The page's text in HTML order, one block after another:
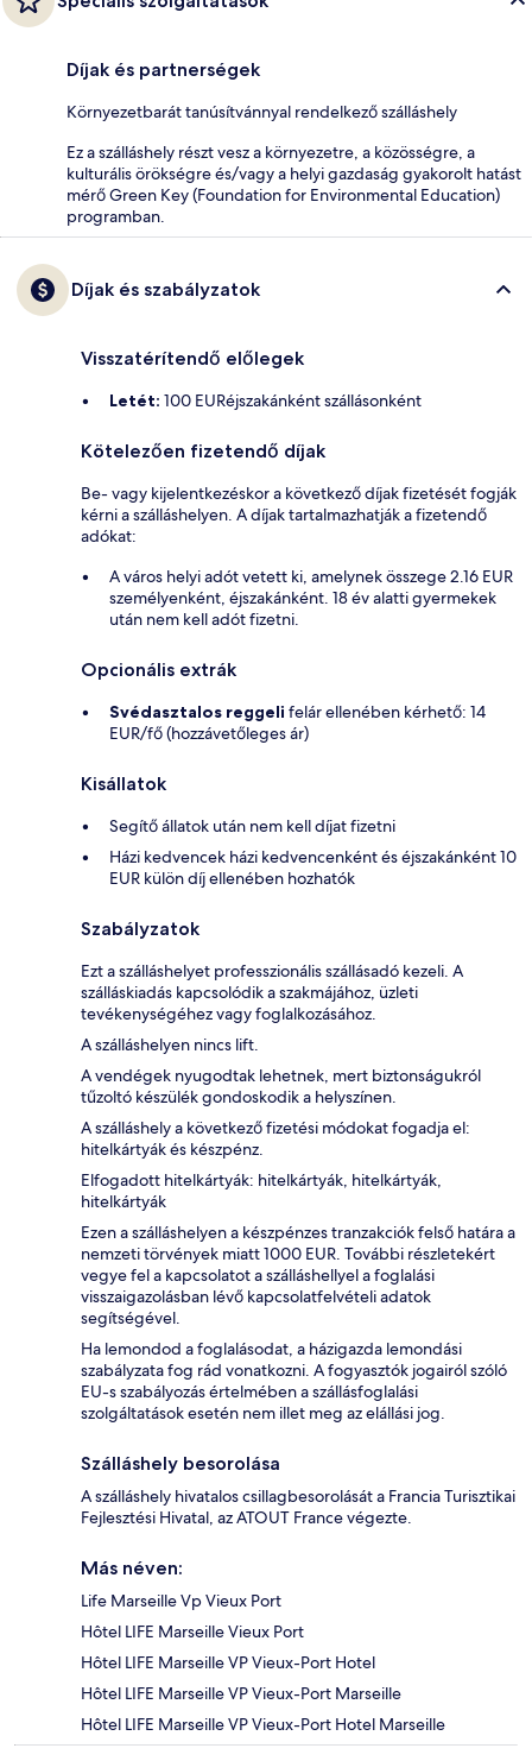
Díjak és partnerségek
Környezetbarát tanúsítvánnyal rendelkező szálláshely
Ez a szálláshely részt vesz a környezetre, a közösségre, a
kulturális örökségre és/vagy a helyi gazdaság gyakorolt hatást
mérő Green Key (Foundation for Environmental Education)
programban.
Díjak és szabályzatok
Visszatérítendő előlegek
Letét: 100 EURéjszakánként szállásonként
Kötelezően fizetendő díjak
Be- vagy kijelentkezéskor a következő díjak fizetését fogják
kérni a szálláshelyen. A díjak tartalmazhatják a fizetendő
adókat:
A város helyi adót vetett ki, amelynek összege 2.16 EUR
személyenként, éjszakánként. 18 év alatti gyermekek
után nem kell adót fizetni.
Opcionális extrák
Svédasztalos reggeli felár ellenében kérhető: 14
EUR/fő (hozzávetőleges ár)
Kisállatok
Segítő állatok után nem kell díjat fizetni
Házi kedvencek házi kedvencenként és éjszakánként 10
EUR külön díj ellenében hozhatók
Szabályzatok
Ezt a szálláshelyet professzionális szállásadó kezeli. A
szálláskiadás kapcsolódik a szakmájához, üzleti
tevékenységéhez vagy foglalkozásához.
A szálláshelyen nincs lift.
A vendégek nyugodtak lehetnek, mert biztonságukról
tűzoltó készülék gondoskodik a helyszínen.
A szálláshely a következő fizetési módokat fogadja el:
hitelkártyák és készpénz.
Elfogadott hitelkártyák: hitelkártyák, hitelkártyák,
hitelkártyák
Ezen a szálláshelyen a készpénzes tranzakciók felső határa a
nemzeti törvények miatt 1000 EUR. További részletekért
vegye fel a kapcsolatot a szálláshellyel a foglalási
visszaigazolásban lévő kapcsolatfelvételi adatok
segítségével.
Ha lemondod a foglalásodat, a házigazda lemondási
szabályzata fog rád vonatkozni. A fogyasztók jogairól szóló
EU-s szabályozás értelmében a szállásfoglalási
szolgáltatások esetén nem illet meg az elállási jog.
Szálláshely besorolása
A szálláshely hivatalos csillagbesorolását a Francia Turisztikai
Fejlesztési Hivatal, az ATOUT France végezte.
Más néven:
Life Marseille Vp Vieux Port
Hôtel LIFE Marseille Vieux Port
Hôtel LIFE Marseille VP Vieux-Port Hotel
Hôtel LIFE Marseille VP Vieux-Port Marseille
Hôtel LIFE Marseille VP Vieux-Port Hotel Marseille